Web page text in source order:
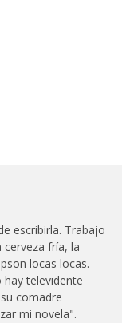
escribirla. Trabajo
fría, la
locas locas.
hay televidente
comadre
mi novela".